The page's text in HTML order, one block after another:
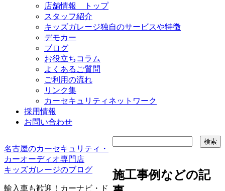
店舗情報 トップ
スタッフ紹介
キッズガレージ独自のサービスや特徴
デモカー
ブログ
お役立ちコラム
よくあるご質問
ご利用の流れ
リンク集
カーセキュリティネットワーク
採用情報
お問い合わせ
名古屋のカーセキュリティ・
カーオーディオ専門店
キッズガレージのブログ
輸入車も歓迎！カーナビ・ド
施工事例などの記